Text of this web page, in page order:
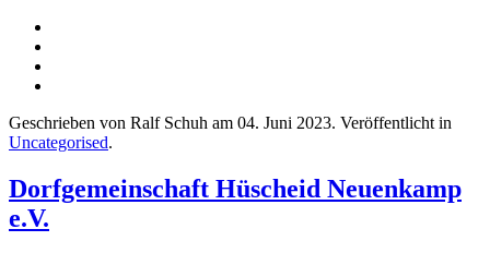
Geschrieben von Ralf Schuh am 04. Juni 2023. Veröffentlicht in
Uncategorised.
Dorfgemeinschaft Hüscheid Neuenkamp
e.V.